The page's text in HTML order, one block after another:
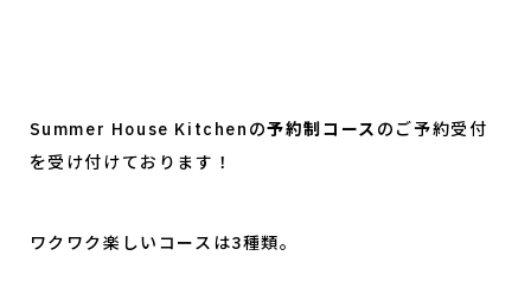
Summer House Kitchenの予約制コース のご予約受付
を受け付けております！
ワクワク楽しいコースは3種類。